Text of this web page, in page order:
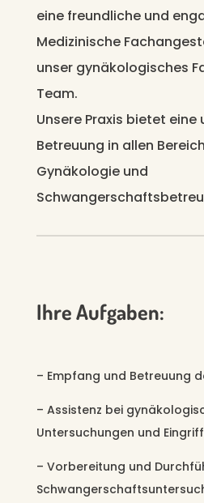
eine freundliche und
Medizinische
unser gynäkologisches
Team.
Unsere Praxis bietet
Betreuung in allen
Gynäkologie und
Ihre Aufgaben:
– Empfang und Betreuung
– Assistenz bei
Untersuchungen und
– Vorbereitung und